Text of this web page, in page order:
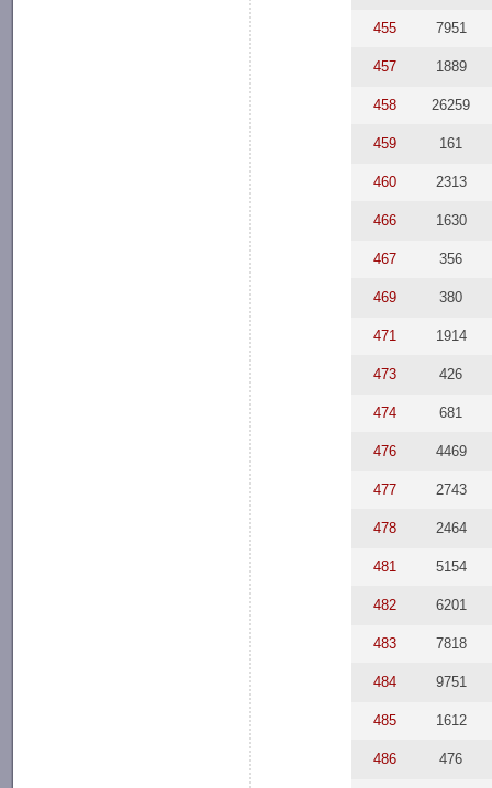
455 7951
457 1889
458 26259
459 161
460 2313
466 1630
467 356
469 380
471 1914
473 426
474 681
476 4469
477 2743
478 2464
481 5154
482 6201
483 7818
484 9751
485 1612
486 476